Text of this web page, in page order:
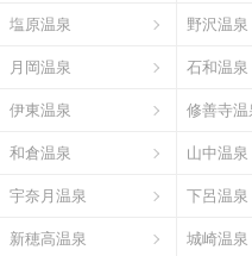
塩原温泉 野沢温泉
月岡温泉 石和温泉
伊東温泉 修善寺温
和倉温泉 山中温泉
宇奈月温泉 下呂温泉
新穂高温泉 城崎温泉